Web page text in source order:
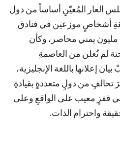
العار المُعيّنِ أساساً من دول
أشخاصٍ موزعين في فنادق
يمني محاصر، وكأن
لم تُعلن من العاصمةِ
إعلانها باللغة الإنجليزية،
تحالفٍ من دولٍ متعددةٍ بقيادةِ
في قفزٍ معيب على الواقعِ وعلى
واحترام الذات.